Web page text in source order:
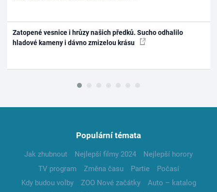
Zatopené vesnice i hrůzy našich předků. Sucho odhalilo
hladové kameny i dávno zmizelou krásu
Populární témata
Jak zhubnout Nejlepší filmy 2024
Nejlepší horory
TV program
Změna času Partie
Počasí
Kdy budou volby
ZOO Nové začátky
Auto – katalog